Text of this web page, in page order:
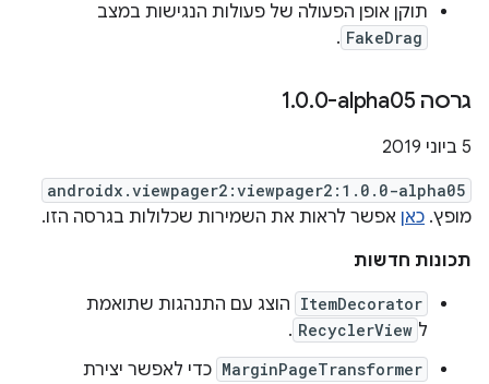
תוקן אופן הפעולה של פעולות הנגישות במצב
FakeDrag
.
גרסה ‎1 .0.0-alpha05
‫5 ביוני 2019
androidx.viewpager2:viewpager2:1.0.0-alpha05
מופץ. כאן אפשר לראות את השמירות שכלולות בגרסה הזו.
תכונות חדשות
ItemDecorator הוצג עם התנהגות שתואמת
ל RecyclerView
.
MarginPageTransformer כדי לאפשר יצירת